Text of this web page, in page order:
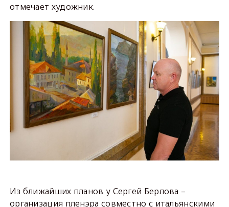
отмечает художник.
Из ближайших планов у Сергей Берлова –
организация пленэра совместно с итальянскими